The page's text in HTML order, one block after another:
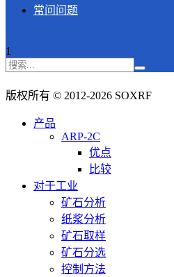
常问问题
1
版权所有 © 2012-2026 SOXRF
产品
ARP-2C
优点
比较
对于工业
矿石分析
纸浆分析
矿石取样
矿石分选
控制方法